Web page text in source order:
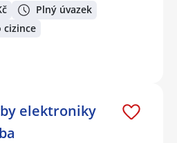
Plný úvazek
cizince
elektroniky